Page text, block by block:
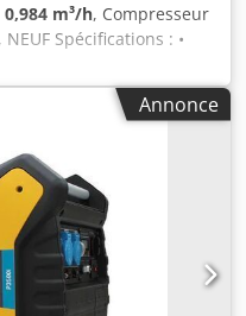
0,984 m³/h, Compresseur
Spécifications : •
• Débit : 984 l/min •
kW • Réservoir : 500 l •
atm • Sécheur
des paramètres
• Cabine insonorisée
normes CE • Manuel
kg Informations
Ahhor • Possibilité
après la mise en
Copco • Disponible sous
Annonce